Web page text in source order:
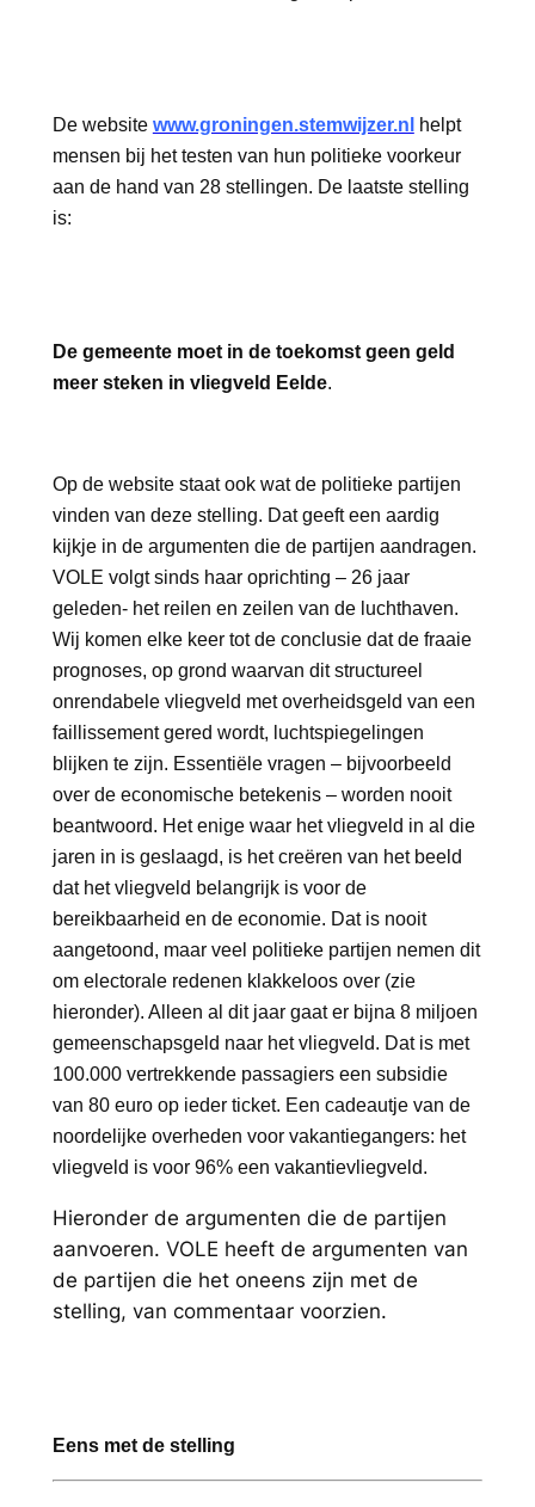
De website www.groningen.stemwijzer.nl
helpt
mensen bij het testen van hun politieke voorkeur
aan de hand van 28 stellingen. De laatste stelling
is:
De gemeente moet in de toekomst geen geld
meer steken in vliegveld Eelde.
Op de website staat ook wat de politieke partijen
vinden van deze stelling. Dat geeft een aardig
kijkje in de argumenten die de partijen aandragen.
VOLE volgt sinds haar oprichting – 26 jaar
geleden- het reilen en zeilen van de luchthaven.
Wij komen elke keer tot de conclusie dat de fraaie
prognoses, op grond waarvan dit structureel
onrendabele vliegveld met overheidsgeld van een
faillissement gered wordt, luchtspiegelingen
blijken te zijn. Essentiële vragen – bijvoorbeeld
over de economische betekenis – worden nooit
beantwoord. Het enige waar het vliegveld in al die
jaren in is geslaagd, is het creëren van het beeld
dat het vliegveld belangrijk is voor de
bereikbaarheid en de economie. Dat is nooit
aangetoond, maar veel politieke partijen nemen dit
om electorale redenen klakkeloos over (zie
hieronder). Alleen al dit jaar gaat er bijna 8 miljoen
gemeenschapsgeld naar het vliegveld. Dat is met
100.000 vertrekkende passagiers een subsidie
van 80 euro op ieder ticket. Een cadeautje van de
noordelijke overheden voor vakantiegangers: het
vliegveld is voor 96% een vakantievliegveld.
Hieronder de argumenten die de partijen
aanvoeren. VOLE heeft de argumenten van
de partijen die het oneens zijn met de
stelling, van commentaar voorzien.
Eens met de stelling